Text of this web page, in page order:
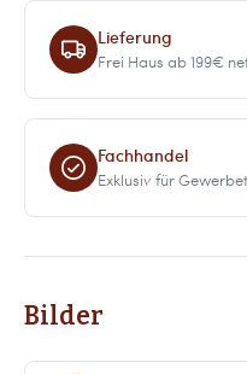
Lieferung
Frei Haus ab 199€
Fachhandel
Exklusiv für
Bilder